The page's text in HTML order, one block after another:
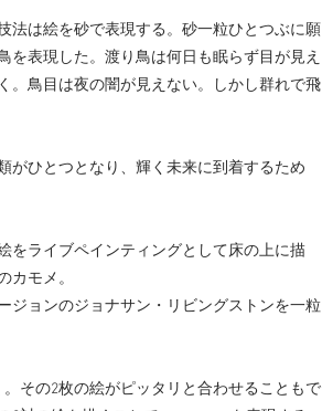
法は絵を砂で表現する。砂一粒ひとつぶに願
表現した。渡り鳥は何日も眠らず目が見え
。鳥目は夜の闇が見えない。しかし群れで飛
がひとつとなり、輝く未来に到着するため
をライブペインティングとして床の上に描
カモメ。
ジョンのジョナサン・リビングストンを一粒
その2枚の絵がピッタリと合わせることもで